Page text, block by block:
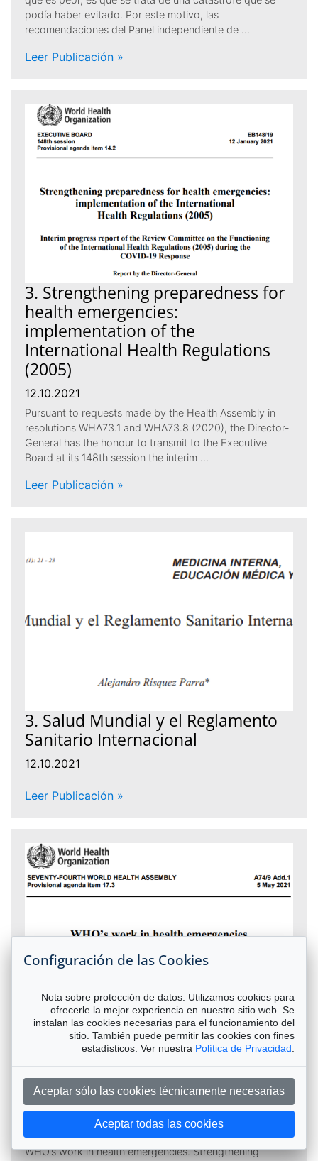
podía haber evitado. Por este motivo, las
recomendaciones del Panel independiente de …
Leer Publicación »
3. Strengthening preparedness for
health emergencies:
implementation of the
International Health Regulations
(2005)
12.10.2021
Pursuant to requests made by the Health Assembly in
resolutions WHA73.1 and WHA73.8 (2020), the Director-
General has the honour to transmit to the Executive
Board at its 148th session the interim …
Leer Publicación »
3. Salud Mundial y el Reglamento
Sanitario Internacional
12.10.2021
Leer Publicación »
3. Report of the Review Committee
on the Functioning of the
International Health Regulations
(2005) during the COVID-19
response
WHO’s work in health emergencies. Strengthening
Configuración de las Cookies
Nota sobre protección de datos. Utilizamos cookies para
ofrecerle la mejor experiencia en nuestro sitio web. Se
instalan las cookies necesarias para el funcionamiento del
sitio. También puede permitir las cookies con fines
estadísticos. Ver nuestra Política de Privacidad
Aceptar sólo las cookies técnicamente necesarias
Aceptar todas las cookies